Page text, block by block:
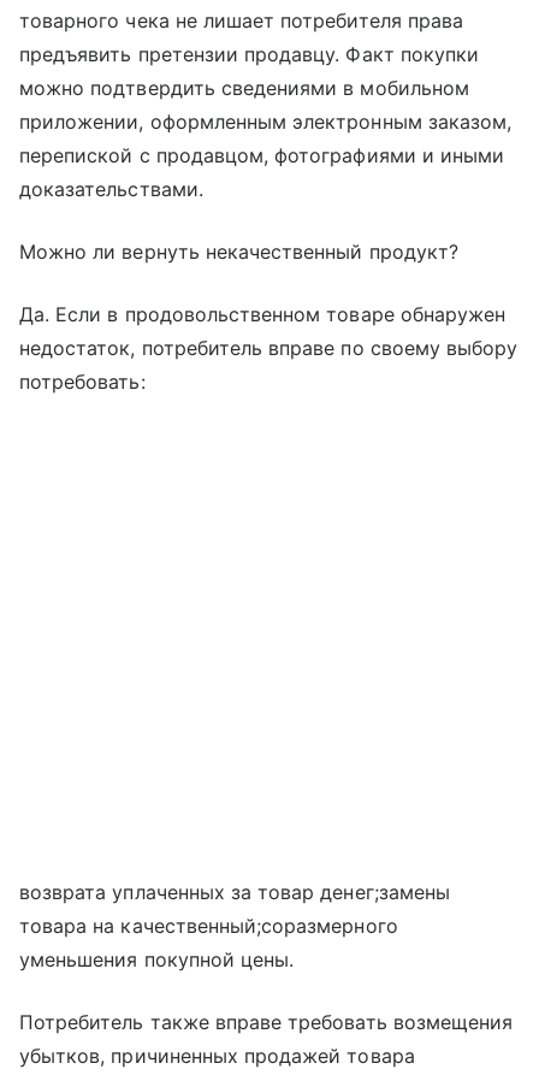
товарного чека не лишает потребителя права
предъявить претензии продавцу. Факт покупки
можно подтвердить сведениями в мобильном
приложении, оформленным электронным заказом,
перепиской с продавцом, фотографиями и иными
доказательствами.
Можно ли вернуть некачественный продукт?
Да. Если в продовольственном товаре обнаружен
недостаток, потребитель вправе по своему выбору
потребовать:
возврата уплаченных за товар денег;замены
товара на качественный;соразмерного
уменьшения покупной цены.
Потребитель также вправе требовать возмещения
убытков, причиненных продажей товара